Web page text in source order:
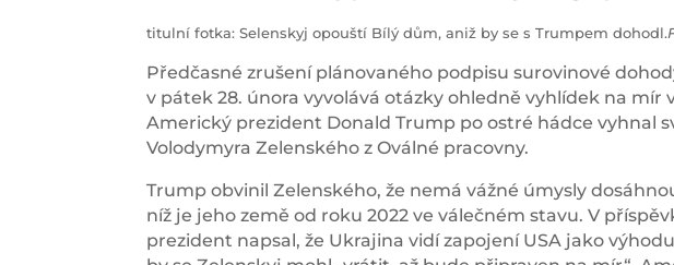
titulní fotka: Selenskyj opouští Bílý dům, aniž by se s Trumpem dohodl.
Předčasné zrušení plánovaného podpisu surovinové
v pátek 28. února vyvolává otázky ohledně vyhlídek na mír
Americký prezident Donald Trump po ostré hádce vyhnal
Volodymyra Zelenského z Oválné pracovny.
Trump obvinil Zelenského, že nemá vážné úmysly
níž je jeho země od roku 2022 ve válečném stavu. V
prezident napsal, že Ukrajina vidí zapojení USA jako